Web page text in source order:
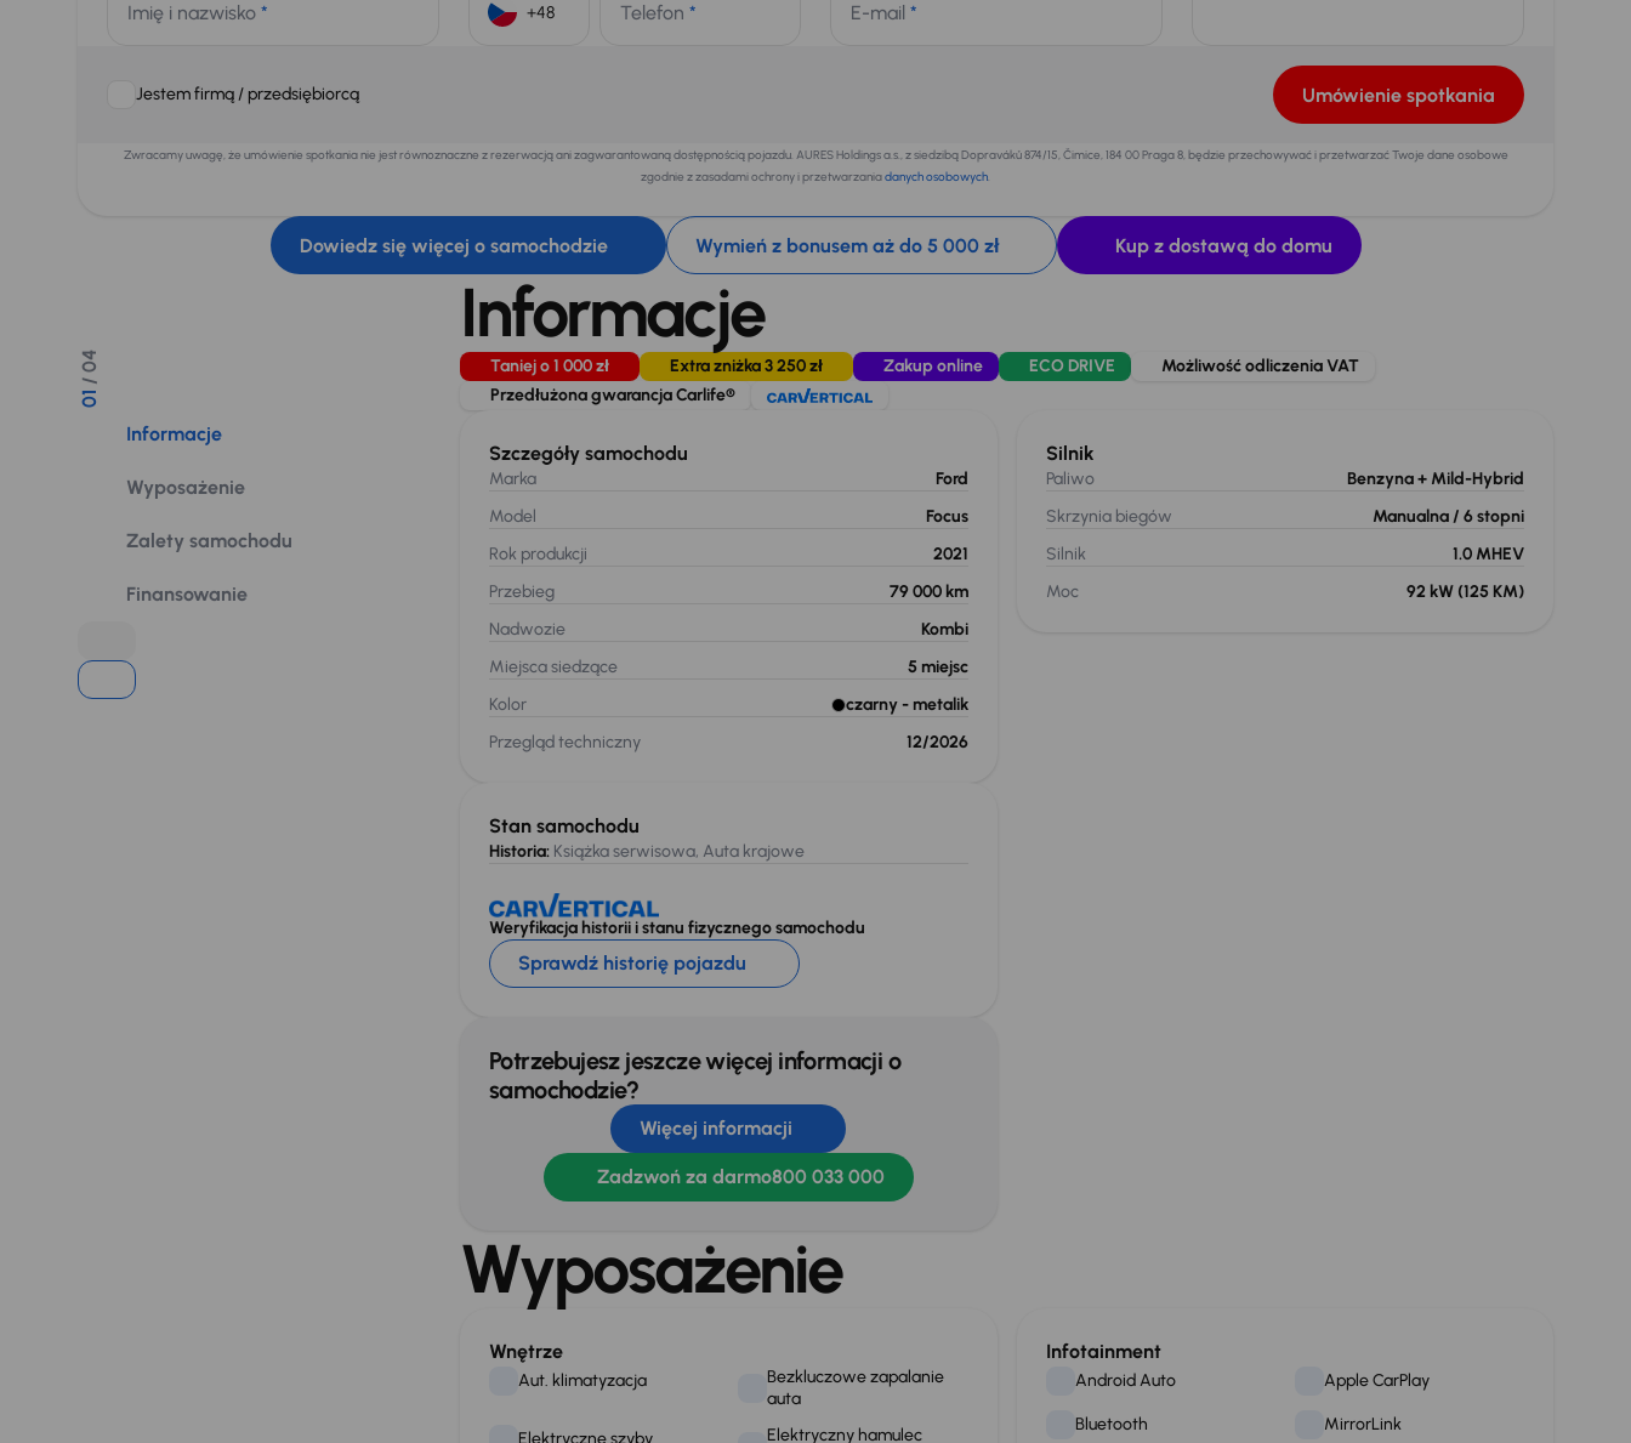
Imię i nazwisko * Telefon * E-mail *
Jestem firmą / przedsiębiorcą Umówienie spotkania
Zwracamy uwagę, że umówienie spotkania nie jest równoznaczne z rezerwacją ani zagwarantowaną dostępnością pojazdu. AURES Holdings a.s., z siedzibą Dopraváků 874/15, Čimice, 184 00 Praga 8, będzie przechowywać i przetwarzać Twoje dane osobowe
zgodnie z zasadami ochrony i przetwarzaniadanych osobowych.
Dowiedz się więcej o samochodzie Wymień z bonusem aż do 5 000 zł Kup z dostawą do domu
01
/ 04
Informacje
Wyposażenie
Zalety samochodu
Finansowanie
Informacje
Taniej o 1 000 zł Extra zniżka 3 250 zł Zakup online ECO DRIVE
Możliwość odliczenia VAT
Przedłużona gwarancja Carlife®
Szczegóły samochodu
Marka
Ford
Model
Focus
Rok produkcji
2021
Przebieg
79 000 km
Nadwozie
Kombi
Miejsca siedzące
5 miejsc
Kolor
czarny - metalik
Przegląd techniczny
12/2026
Stan samochodu
Historia: Książka serwisowa, Auta krajowe
Weryfikacja historii i stanu fizycznego samochodu
Sprawdź historię pojazdu
Potrzebujesz jeszcze więcej informacji o
samochodzie?
Więcej informacji
Zadzwoń za darmo800 033 000
Silnik
Paliwo Benzyna+ Mild-Hybrid
Skrzynia biegów
Manualna / 6 stopni
Silnik
1.0 MHEV
Moc
92 kW (125 KM)
Wyposażenie
Wnętrze
Aut. klimatyzacja
Bezkluczowe zapalanie
auta
Elektryczne szyby
Elektryczny hamulec
Infotainment
Android Auto Apple CarPlay
Bluetooth MirrorLink